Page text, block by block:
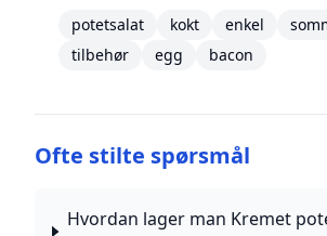
potetsalat kokt enkel
tilbehør
egg bacon
Ofte stilte spørsmål
Hvordan lager man Kremet